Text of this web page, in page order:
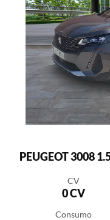
PEUGEOT 3008
CV
0 CV
Consumo